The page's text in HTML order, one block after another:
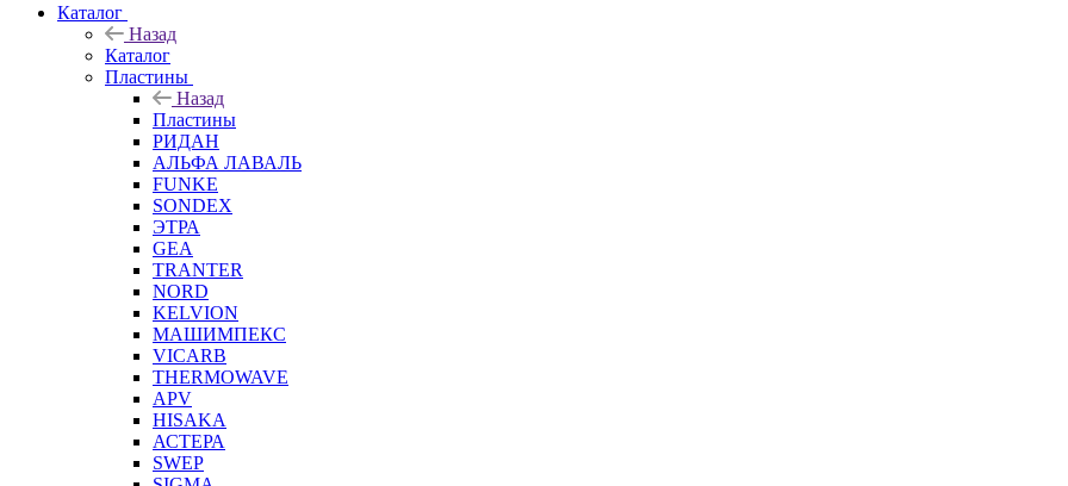
Каталог
Назад
Каталог
Пластины
Назад
Пластины
РИДАН
АЛЬФА ЛАВАЛЬ
FUNKE
SONDEX
ЭТРА
GEA
TRANTER
NORD
KELVION
МАШИМПЕКС
VICARB
THERMOWAVE
APV
HISAKA
АСТЕРА
SWEP